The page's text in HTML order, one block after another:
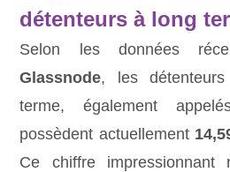
détenteurs à long
Selon les données
Glassnode, les
terme, également
possèdent actuellement
Ce chiffre impressionnant